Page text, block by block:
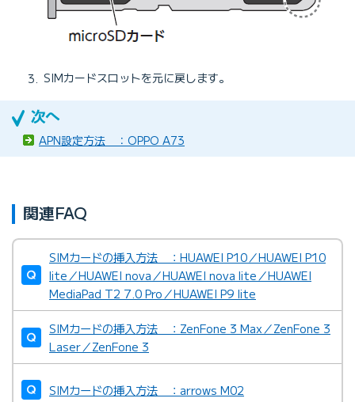
SIMカードスロットを元に戻します。
APN設定方法 ：OPPO A73
関連FAQ
SIMカードの挿入方法 ：HUAWEI P10／HUAWEI P10
lite／HUAWEI nova／HUAWEI nova lite／HUAWEI
MediaPad T2 7.0 Pro／HUAWEI P9 lite
SIMカードの挿入方法 ：ZenFone 3 Max／ZenFone 3
Laser／ZenFone 3
SIMカードの挿入方法 ：arrows M02